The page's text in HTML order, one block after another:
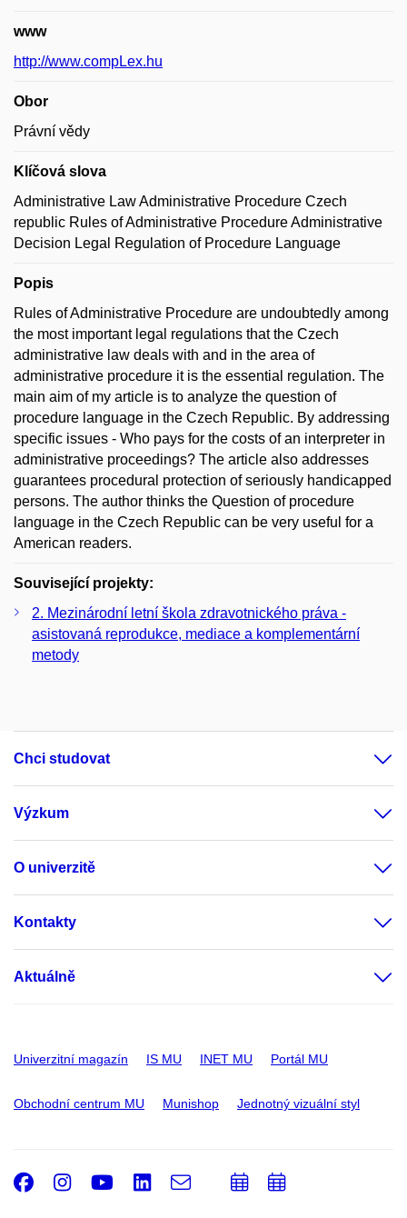
www
http://www.compLex.hu
Obor
Právní vědy
Klíčová slova
Administrative Law Administrative Procedure Czech
republic Rules of Administrative Procedure Administrative
Decision Legal Regulation of Procedure Language
Popis
Rules of Administrative Procedure are undoubtedly among
the most important legal regulations that the Czech
administrative law deals with and in the area of
administrative procedure it is the essential regulation. The
main aim of my article is to analyze the question of
procedure language in the Czech Republic. By addressing
specific issues - Who pays for the costs of an interpreter in
administrative proceedings? The article also addresses
guarantees procedural protection of seriously handicapped
persons. The author thinks the Question of procedure
language in the Czech Republic can be very useful for a
American readers.
Související projekty:
2. Mezinárodní letní škola zdravotnického práva -
asistovaná reprodukce, mediace a komplementární
metody
Chci studovat
Výzkum
O univerzitě
Kontakty
Aktuálně
Univerzitní magazín IS MU INET MU Portál MU
Obchodní centrum MU Munishop Jednotný vizuální styl
Facebook
Instagram
Youtube
LinkedIn
e-
PřidatPřidat